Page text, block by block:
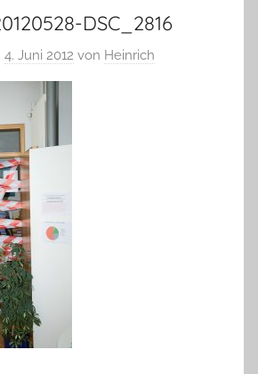
DSC_2816
4. Juni 2012 von Heinrich